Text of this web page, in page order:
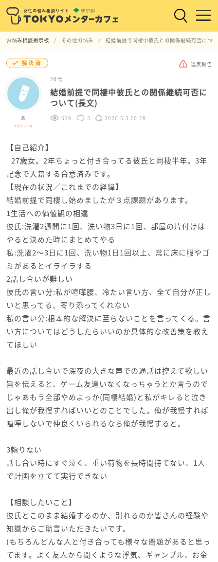
お悩み相談掲示板 その他の悩み 結婚前提で同棲中彼氏との関係継続可否につ
解決済 違反報告
あ
プロフィール
20代
結婚前提で同棲中彼氏との関係継続可否に
ついて(長文)
619 3 2026.5.3 20:28
【自己紹介】
27歳女。2年ちょっと付き合ってる彼氏と同棲半年。3年
記念で入籍する合意済みです。
【現在の状況／これまでの経緯】
結婚前提で同棲し始めましたが３点課題があります。
1生活への価値観の相違
彼氏:洗濯2週間に1回、洗い物3日に1回、部屋の片付けは
やると決めた時にまとめてやる
私:洗濯2〜3日に1回、洗い物1日1回以上、常に床に服やゴ
ミがあるとイライラする
2話し合いが難しい
彼氏の言い分:私が喧嘩腰、冷たい言い方、全て自分が正し
いと思ってる、寄り添ってくれない
私の言い分:根本的な解決に至らないことを言ってくる。言
い方についてはどうしたらいいのか具体的な改善策を教え
てほしい
最近の話し合いで深夜の大きな声での通話は控えて欲しい
旨を伝えると、ゲーム友達いなくなっちゃうとか言うので
じゃあもう全部やめよっか(同棲結婚)と私がキレると泣き
出し俺が我慢すればいいとのことでした。俺が我慢すれば
喧嘩しないで仲良くいられるなら俺が我慢すると。
3頼りない
話し合い時にすぐ泣く、重い荷物を長時間持てない、1人
で計画を立てて実行できない
【相談したいこと】
彼氏とこのまま結婚するのか、別れるのか皆さんの経験や
知識からご助言いただきたいです。
(もちろんどんな人と付き合っても様々な問題があると思っ
てます。よく友人から聞くような浮気、ギャンブル、お金